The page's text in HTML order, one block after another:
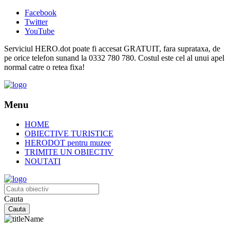
Facebook
Twitter
YouTube
Serviciul HERO.dot poate fi accesat GRATUIT, fara suprataxa, de
pe orice telefon sunand la 0332 780 780. Costul este cel al unui apel
normal catre o retea fixa!
Menu
HOME
OBIECTIVE TURISTICE
HERODOT pentru muzee
TRIMITE UN OBIECTIV
NOUTATI
Cauta